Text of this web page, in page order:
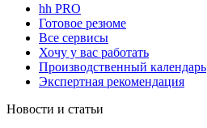
hh PRO
Готовое резюме
Все сервисы
Хочу у вас работать
Производственный календарь
Экспертная рекомендация
Новости и статьи